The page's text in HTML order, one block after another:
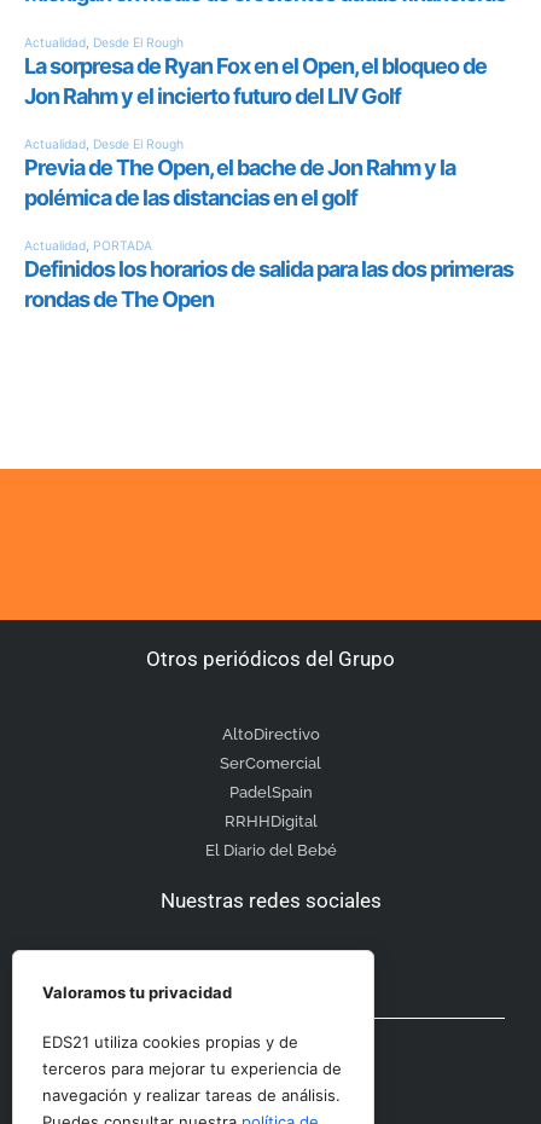
Otros periódicos del Grupo
AltoDirectivo
SerComercial
PadelSpain
RRHHDigital
El Diario del Bebé
Nuestras redes sociales
Otras secciones
Contacto
Valoramos tu privacidad
EDS21 utiliza cookies propias y de
terceros para mejorar tu experiencia de
navegación y realizar tareas de análisis.